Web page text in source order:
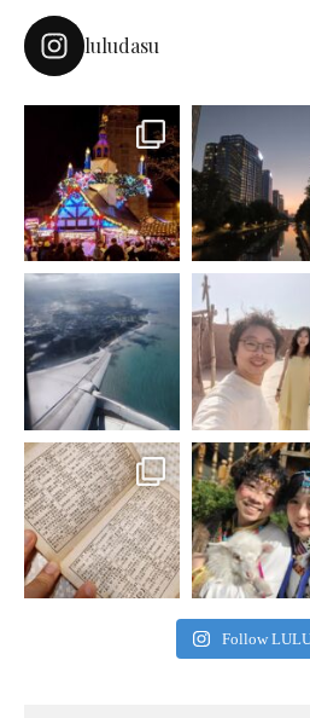
luludasu
Follow